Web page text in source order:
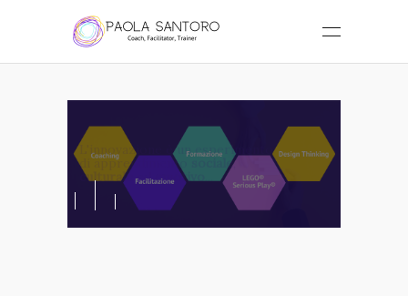
L'innovazione è un esperimento
di apprendimento
sociale,
culturale edemotivo...